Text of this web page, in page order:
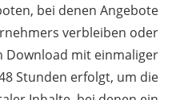
bei denen Angebote
verbleiben oder
Download mit einmaliger
Stunden erfolgt, um die